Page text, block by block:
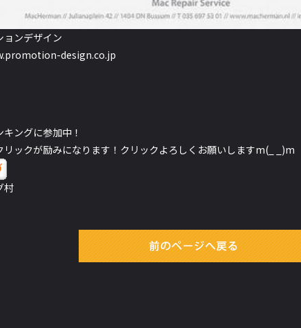
ンデザイン
design.co.jp
ングに参加中！
リックが励みになります！クリックよろしくお願いしますm(_ _)m
村